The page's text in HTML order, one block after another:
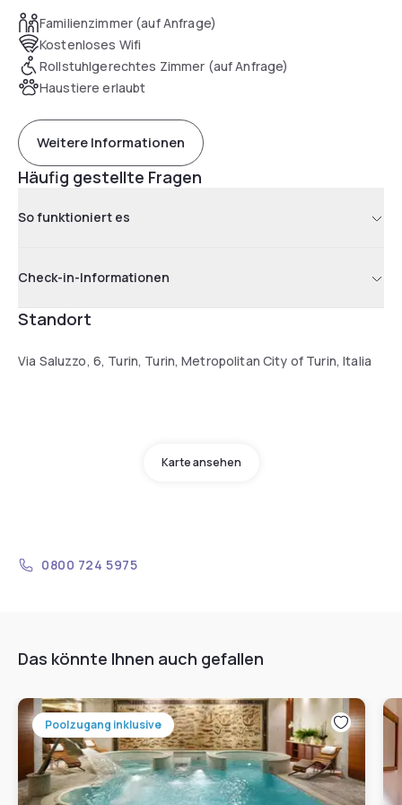
Turin’s main sights, including the Mole Antonelliana and the
Egyptian Museum.
Familienzimmer (auf Anfrage)
Kostenloses Wifi
Rollstuhlgerechtes Zimmer (auf Anfrage)
Haustiere erlaubt
Weitere Informationen
Häufig gestellte Fragen
So funktioniert es
Check-in-Informationen
Standort
Via Saluzzo, 6, Turin, Turin, Metropolitan City of Turin, Italia
Karte ansehen
0800 724 5975
Das könnte Ihnen auch gefallen
Poolzugang inklusive